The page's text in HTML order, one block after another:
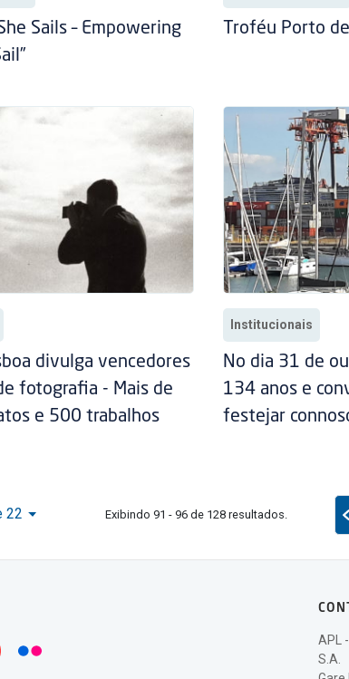
Sails – Empowering
Troféu Porto
divulga vencedores
fotografia - Mais de
e 500 trabalhos
Institucionais
No dia 31 de
134 anos e
festejar
22 Exibindo 91 - 96 de 128 resultados.
APL
S.A.